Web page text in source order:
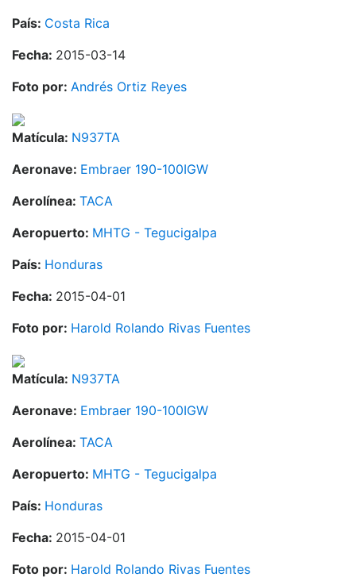
País: Costa Rica
Fecha: 2015-03-14
Foto por: Andrés Ortiz Reyes
Matícula: N937TA
Aeronave: Embraer 190-100IGW
Aerolínea: TACA
Aeropuerto: MHTG - Tegucigalpa
País: Honduras
Fecha: 2015-04-01
Foto por: Harold Rolando Rivas Fuentes
Matícula: N937TA
Aeronave: Embraer 190-100IGW
Aerolínea: TACA
Aeropuerto: MHTG - Tegucigalpa
País: Honduras
Fecha: 2015-04-01
Foto por: Harold Rolando Rivas Fuentes